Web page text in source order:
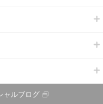
ャルブログ